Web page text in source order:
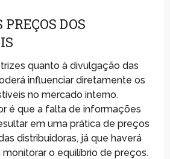
DOS
quanto à divulgação das
influenciar diretamente os
no mercado interno.
é que a falta de informações
em uma prática de preços
distribuidoras, já que haverá
o equilíbrio de preços.